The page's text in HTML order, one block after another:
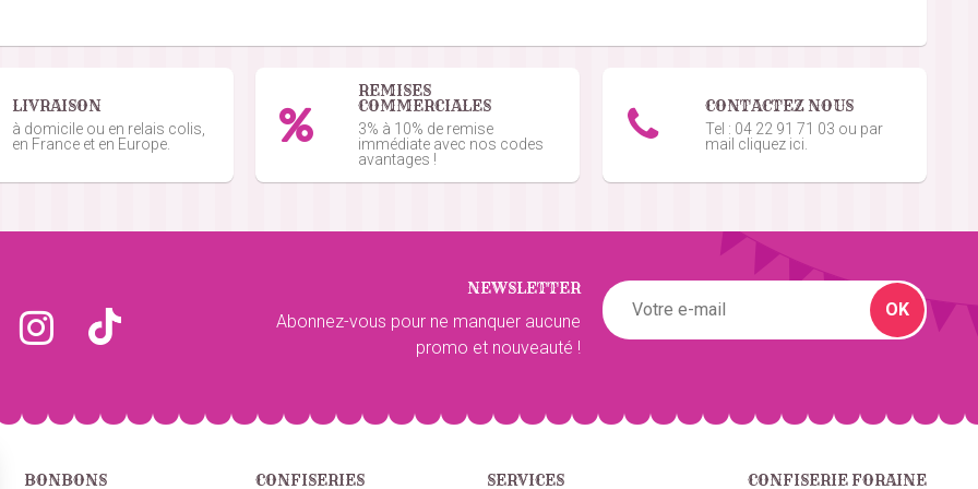
du 07/10/2021
Prix
LIVRAISON
à domicile ou en relais colis,
en France et en Europe.
REMISES
COMMERCIALES
3% à 10% de remise
immédiate avec nos codes
avantages !
CONTACTEZ NOUS
Tel : 04 22 91 71 03 ou par
mail cliquez ici.
NEWSLETTER
Abonnez-vous pour ne manquer aucune
promo et nouveauté !
OK
BONBONS CONFISERIES SERVICES CONFISERIE FORAINE